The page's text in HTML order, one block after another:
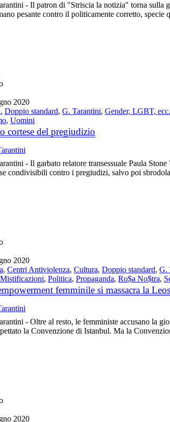
- Il patron di "Striscia la notizia" torna sulla
pesante contro il politicamente corretto, specie
2020
,Doppio standard,G. Tarantini,Gender, LGBT, ecc.
,Uomini
cortese del pregiudizio
- Il garbato relatore transessuale Paula
condivisibili contro i pregiudizi, salvo poi
2020
,Centri Antiviolenza,Cultura,Doppio standard,G.
Mistificazioni,Politica,Propaganda,Ro$a No$tra,
femminile si massacra la
- Oltre al resto, le femministe accusano la
la Convenzione di Istanbul. Ma la
2020